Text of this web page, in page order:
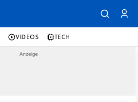
VIDEOS TECH